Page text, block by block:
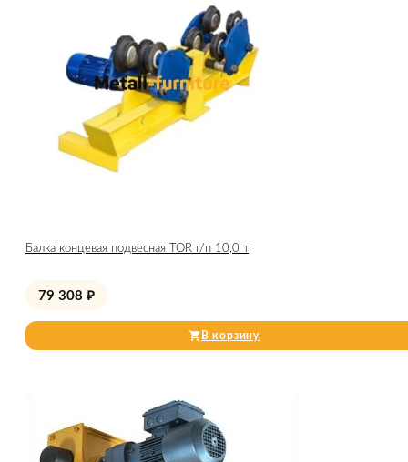
Балка концевая подвесная TOR г/п 10,0 т
79 308 ₽
В корзину